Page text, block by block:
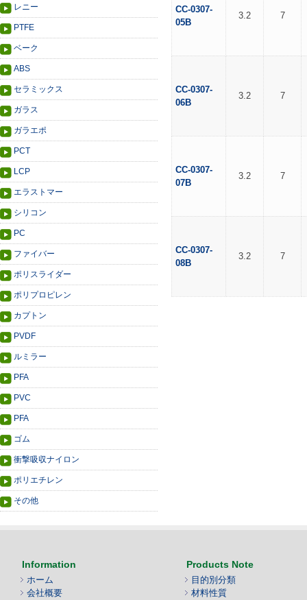
レニー
PTFE
ベーク
ABS
セラミックス
ガラス
ガラエポ
PCT
LCP
エラストマー
シリコン
PC
ファイバー
ポリスライダー
ポリプロピレン
カプトン
PVDF
ルミラー
PFA
PVC
PFA
ゴム
衝撃吸収ナイロン
ポリエチレン
その他
CC-0307-
05B
3.2 7
CC-0307-
06B
3.2 7
CC-0307-
07B
3.2 7
CC-0307-
08B
3.2 7
Information
ホーム
会社概要
Products Note
目的別分類
材料性質